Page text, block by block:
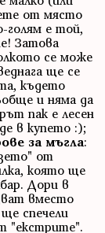
от място
голям е той,
Затова
се може
ще се
където
и няма да
пак е лесен
в купето :);
за мъгла:
от
която ще
Дори в
вместо
спечели
"екстрите".